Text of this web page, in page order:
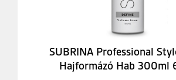
SUBRINA Professional
Hajformázó Hab 300ml